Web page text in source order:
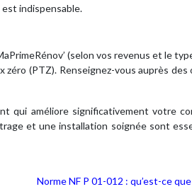
indispensable.
(selon vos revenus et le
(PTZ). Renseignez-vous auprès
qui améliore significativement votre
et une installation soignée sont
Norme NF P 01-012 : qu’est-ce